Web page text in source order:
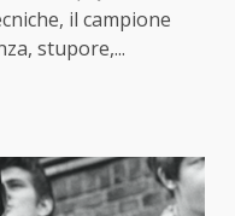
il campione
stupore,...